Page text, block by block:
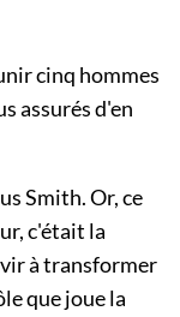
cinq hommes
assurés d'en
Smith. Or, ce
c'était la
à transformer
que joue la